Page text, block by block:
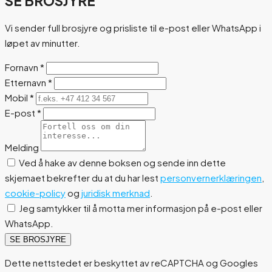
Vi sender full brosjyre og prisliste til e-post eller WhatsApp i
løpet av minutter.
Fornavn *
Etternavn *
Mobil *
E-post *
Melding
Ved å hake av denne boksen og sende inn dette
skjemaet bekrefter du at du har lest personvernerklæringen
cookie-policyog juridisk merknad
Jeg samtykker til å motta mer informasjon på e-post eller
WhatsApp.
SE BROSJYRE
Dette nettstedet er beskyttet av reCAPTCHA og Googles